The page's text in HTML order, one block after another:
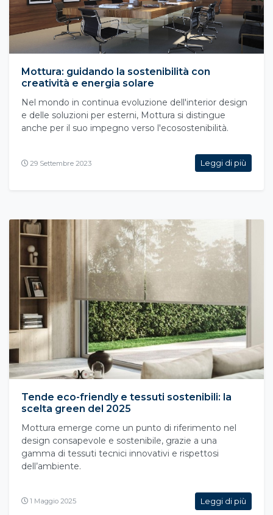
Mottura: guidando la sostenibilità con
creatività e energia solare
Nel mondo in continua evoluzione dell'interior design
e delle soluzioni per esterni, Mottura si distingue
anche per il suo impegno verso l'ecosostenibilità.
29 Settembre 2023 Leggi di più
Tende eco-friendly e tessuti sostenibili: la
scelta green del 2025
Mottura emerge come un punto di riferimento nel
design consapevole e sostenibile, grazie a una
gamma di tessuti tecnici innovativi e rispettosi
dell’ambiente.
1 Maggio 2025 Leggi di più